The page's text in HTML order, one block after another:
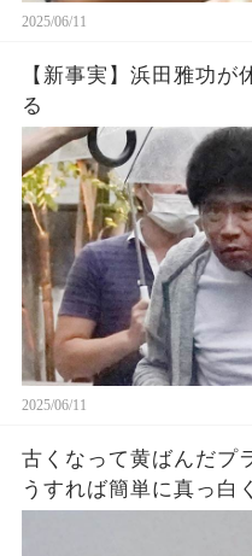
2025/06/11
【新事実】浜田雅功が
る
2025/06/11
古くなって黄ばんだプ
うすれば簡単に真っ白